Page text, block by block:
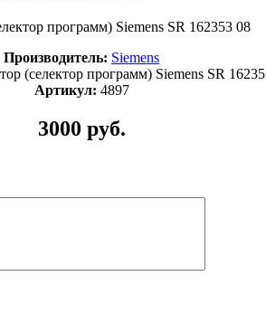
Производитель: Siemens
(селектор программ) Siemens SR
Артикул: 4897
3000 руб.